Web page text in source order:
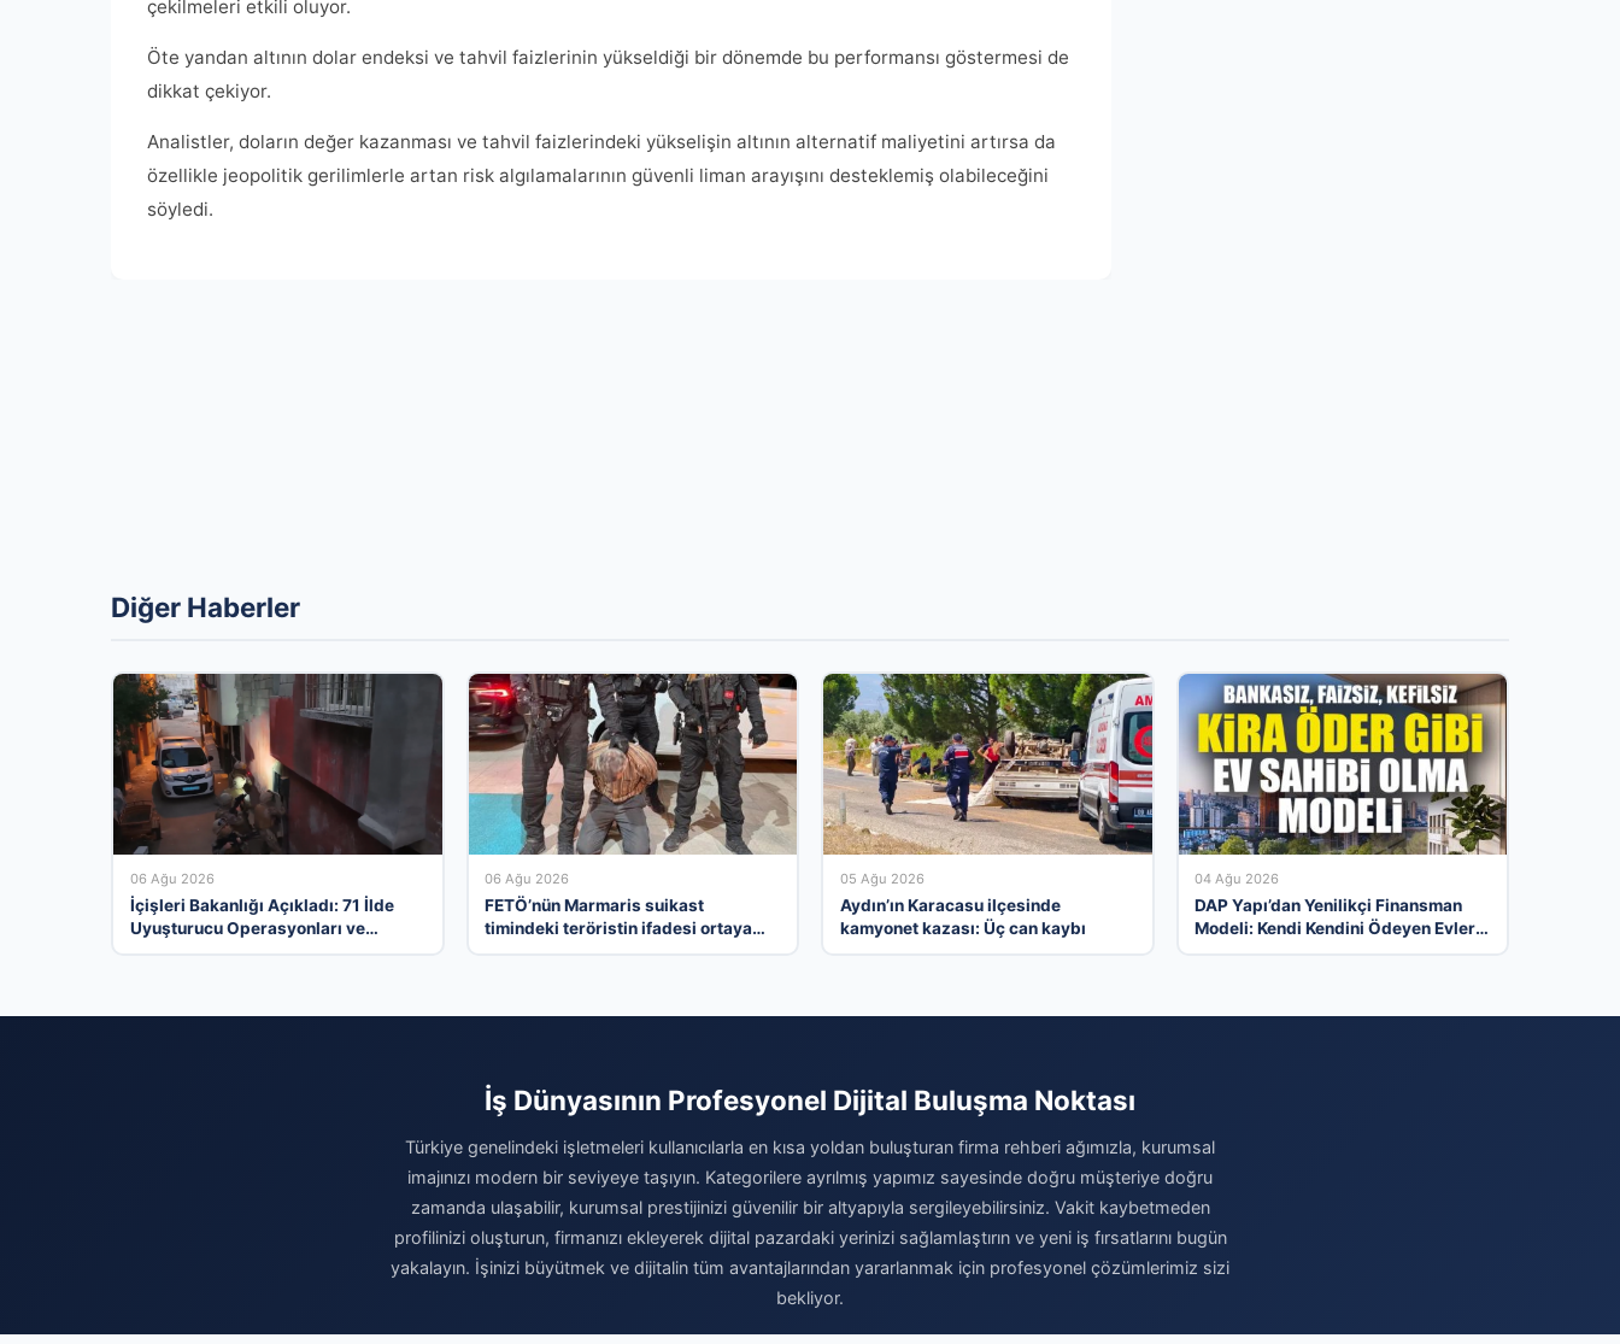
çekilmeleri etkili oluyor.
Öte yandan altının dolar endeksi ve tahvil faizlerinin yükseldiği bir dönemde bu performansı göstermesi de
dikkat çekiyor.
Analistler, doların değer kazanması ve tahvil faizlerindeki yükselişin altının alternatif maliyetini artırsa da
özellikle jeopolitik gerilimlerle artan risk algılamalarının güvenli liman arayışını desteklemiş olabileceğini
söyledi.
Diğer Haberler
06 Ağu 2026
İçişleri Bakanlığı Açıkladı: 71 İlde
Uyuşturucu Operasyonları ve
06 Ağu 2026
FETÖ’nün Marmaris suikast
timindeki teröristin ifadesi ortaya
05 Ağu 2026
Aydın’ın Karacasu ilçesinde
kamyonet kazası: Üç can kaybı
04 Ağu 2026
DAP Yapı’dan Yenilikçi Finansman
Modeli: Kendi Kendini Ödeyen Evler
İş Dünyasının Profesyonel Dijital Buluşma Noktası
Türkiye genelindeki işletmeleri kullanıcılarla en kısa yoldan buluşturan firma rehberi ağımızla, kurumsal
imajınızı modern bir seviyeye taşıyın. Kategorilere ayrılmış yapımız sayesinde doğru müşteriye doğru
zamanda ulaşabilir, kurumsal prestijinizi güvenilir bir altyapıyla sergileyebilirsiniz. Vakit kaybetmeden
profilinizi oluşturun, firmanızı ekleyerek dijital pazardaki yerinizi sağlamlaştırın ve yeni iş fırsatlarını bugün
yakalayın. İşinizi büyütmek ve dijitalin tüm avantajlarından yararlanmak için profesyonel çözümlerimiz sizi
bekliyor.